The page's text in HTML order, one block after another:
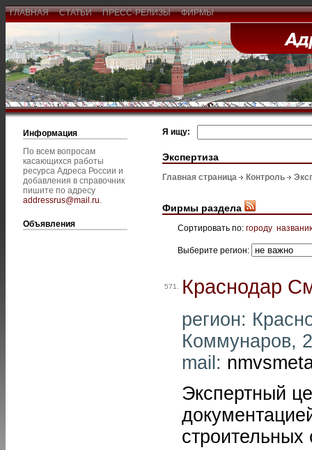
ГЛАВНАЯ СТАТЬИ ПРЕСС-РЕЛИЗЫ ФИРМЫ
Информация
По всем вопросам
касающихся работы
ресурса Адреса России и
добавления в справочник
пишите по адресу
addressrus@mail.ru.
Объявления
Я ищу:
Экспертиза
Главная страница Контроль
Фирмы раздела
Сортировать по: городу
Выберите регион:
571. Краснодар
регион:
Коммунаров,
mail:
Экспертный
строительных